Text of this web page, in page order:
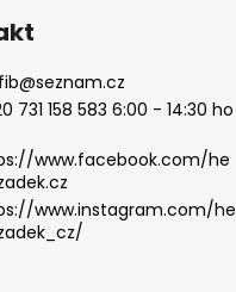
@seznam.cz
731 158 583 6:00 - 14:30 ho
www.facebook.com/he
www.instagram.com/he